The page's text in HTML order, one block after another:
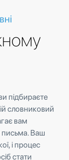
підбираєте
словниковий
вам
письма. Ваш
і процес
стати